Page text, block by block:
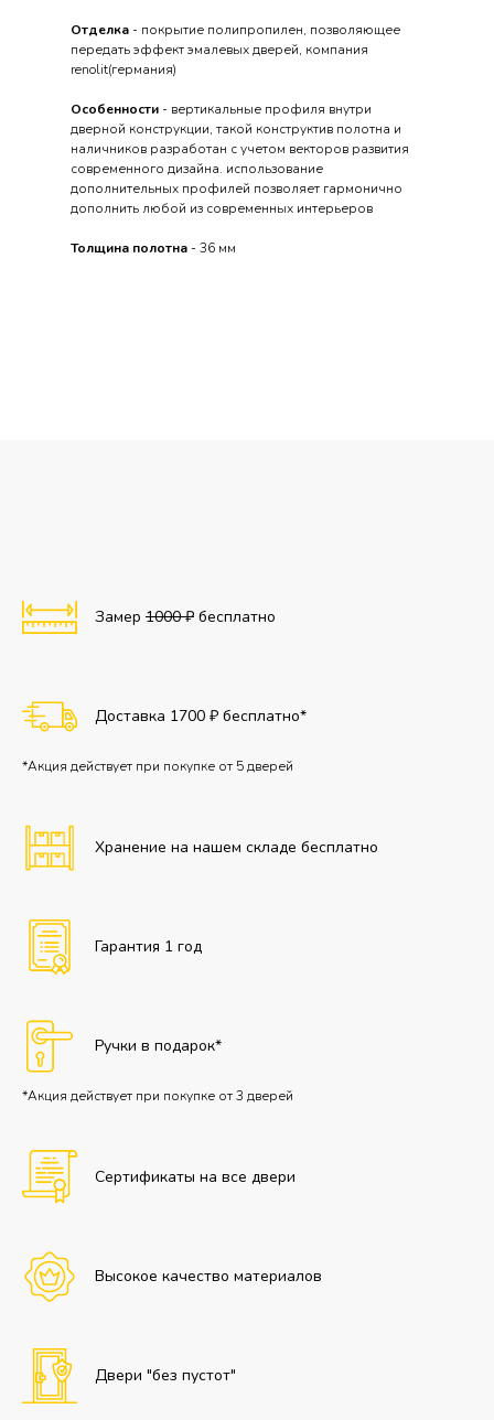
Отделка - покрытие полипропилен, позволяющее
передать эффект эмалевых дверей, компания
renolit(германия)
Особенности - вертикальные профиля внутри
дверной конструкции, такой конструктив полотна и
наличников разработан с учетом векторов развития
современного дизайна. использование
дополнительных профилей позволяет гармонично
дополнить любой из современных интерьеров
Толщина полотна - 36 мм
Замер 1000 ₽ бесплатно
Доставка 1700 ₽ бесплатно*
*Акция действует при покупке от 5 дверей
Хранение на нашем складе бесплатно
Гарантия 1 год
Ручки в подарок*
*Акция действует при покупке от 3 дверей
Сертификаты на все двери
Высокое качество материалов
Двери "без пустот"